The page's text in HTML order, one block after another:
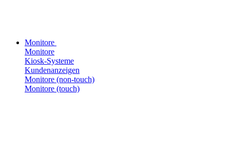
Monitore
Monitore
Kiosk-Systeme
Kundenanzeigen
Monitore (non-touch)
Monitore (touch)